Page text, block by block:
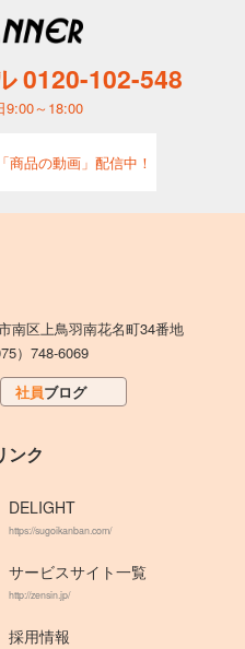
0120-102-548
9:00～18:00
「商品の動画」配信中！
南区上鳥羽南花名町34番地
）748-6069
社員ブログ
ンク
DELIGHT
https://sugoikanban.com/
サービスサイト一覧
http://zensin.jp/
採用情報